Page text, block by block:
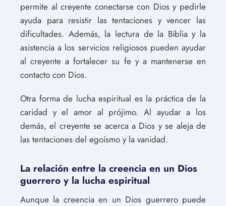
permite al creyente conectarse con Dios y pedirle
ayuda para resistir las tentaciones y vencer las
dificultades. Además, la lectura de la Biblia y la
asistencia a los servicios religiosos pueden ayudar
al creyente a fortalecer su fe y a mantenerse en
contacto con Dios.
Otra forma de lucha espiritual es la práctica de la
caridad y el amor al prójimo. Al ayudar a los
demás, el creyente se acerca a Dios y se aleja de
las tentaciones del egoísmo y la vanidad.
La relación entre la creencia en un Dios
guerrero y la lucha espiritual
Aunque la creencia en un Dios guerrero puede